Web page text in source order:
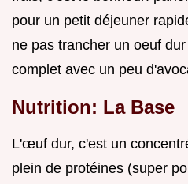
pour un petit déjeuner
ne pas trancher un oeuf
complet avec un peu
Nutrition: La Base
L'œuf dur, c'est un
plein de protéines (super